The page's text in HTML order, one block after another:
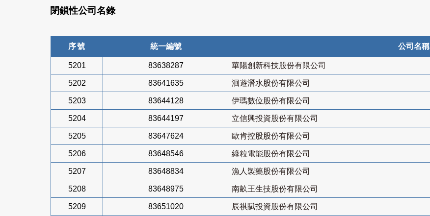
閉鎖性公司名錄
序號 統一編號 公司名稱
5201 83638287 華陽創新科技股份有限公司
5202 83641635 洄遊潛水股份有限公司
5203 83644128 伊瑪數位股份有限公司
5204 83644197 立信興投資股份有限公司
5205 83647624 歐肯控股股份有限公司
5206 83648546 綠粒電能股份有限公司
5207 83648834 漁人製藥股份有限公司
5208 83648975 南畝王生技股份有限公司
5209 83651020 辰祺賦投資股份有限公司